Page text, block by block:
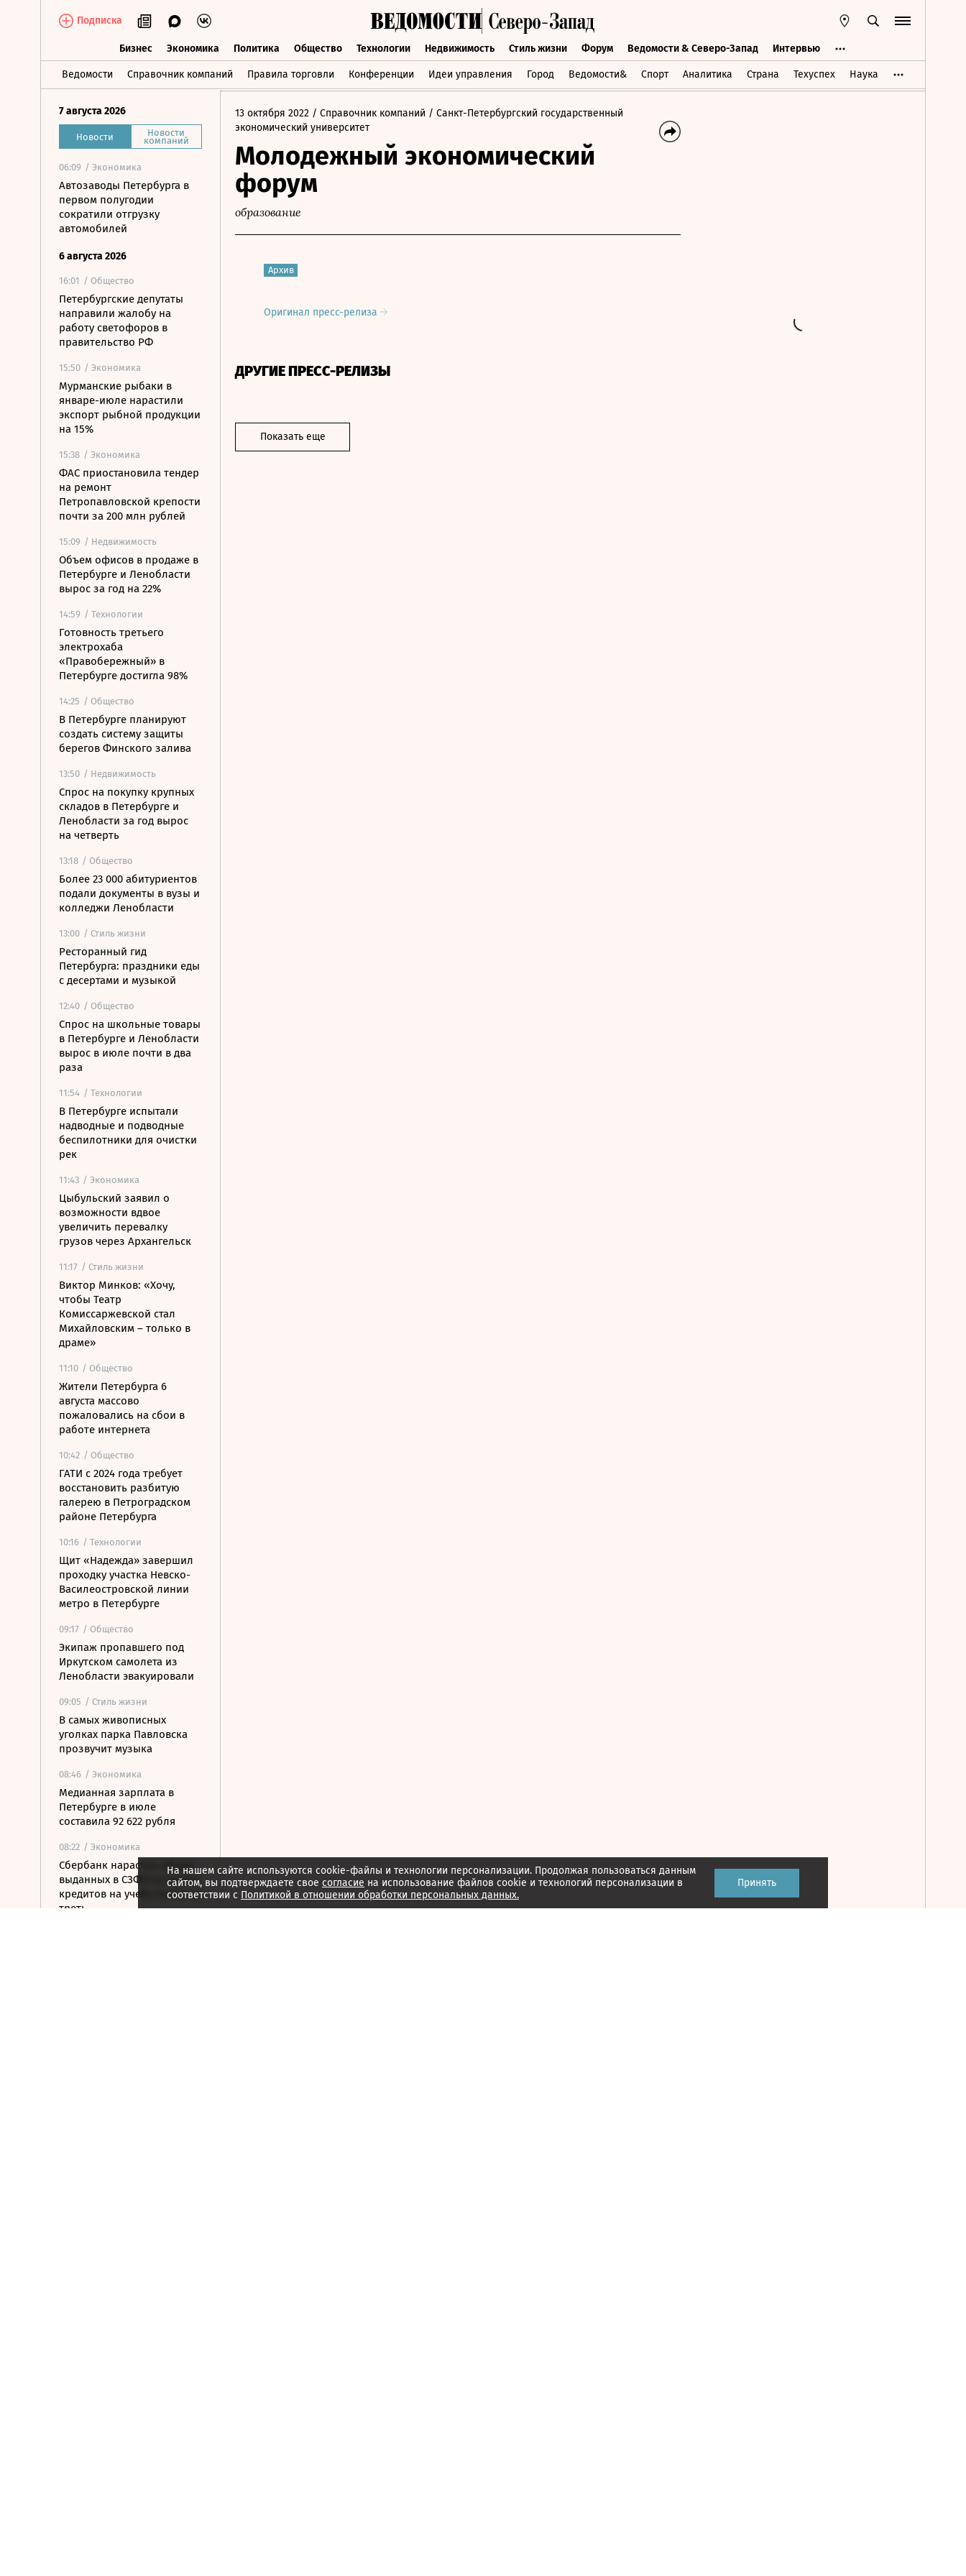
Подписка
Бизнес Экономика Политика Общество Технологии Недвижимость Стиль жизни Форум Ведомости & Северо-Запад Интервью
Ведомости Справочник компаний Правила торговли Конференции Идеи управления Город Ведомости& Спорт Аналитика Страна Техуспех Наука
Бизнес Экономика Политика Общество Технологии Недвижимость Стиль жизни Форум Ведомости & Северо-Запад Интервью
7 августа 2026
Новости Новости
компаний
06:09 / Экономика
Автозаводы Петербурга в
первом полугодии
сократили отгрузку
автомобилей
6 августа 2026
16:01 / Общество
Петербургские депутаты
направили жалобу на
работу светофоров в
правительство РФ
15:50 / Экономика
Мурманские рыбаки в
январе-июле нарастили
экспорт рыбной продукции
на 15%
15:38 / Экономика
ФАС приостановила тендер
на ремонт
Петропавловской крепости
почти за 200 млн рублей
15:09 / Недвижимость
Объем офисов в продаже в
Петербурге и Ленобласти
вырос за год на 22%
14:59 / Технологии
Готовность третьего
электрохаба
«Правобережный» в
Петербурге достигла 98%
14:25 / Общество
В Петербурге планируют
создать систему защиты
берегов Финского залива
13:50 / Недвижимость
Спрос на покупку крупных
складов в Петербурге и
Ленобласти за год вырос
на четверть
13:18 / Общество
Более 23 000 абитуриентов
подали документы в вузы и
колледжи Ленобласти
13:00 / Стиль жизни
Ресторанный гид
Петербурга: праздники еды
с десертами и музыкой
12:40 / Общество
Спрос на школьные товары
в Петербурге и Ленобласти
вырос в июле почти в два
раза
11:54 / Технологии
В Петербурге испытали
надводные и подводные
беспилотники для очистки
рек
11:43 / Экономика
Цыбульский заявил о
возможности вдвое
увеличить перевалку
грузов через Архангельск
11:17 / Стиль жизни
Виктор Минков: «Хочу,
чтобы Театр
Комиссаржевской стал
Михайловским – только в
драме»
11:10 / Общество
Жители Петербурга 6
августа массово
пожаловались на сбои в
работе интернета
10:42 / Общество
ГАТИ с 2024 года требует
восстановить разбитую
галерею в Петроградском
районе Петербурга
10:16 / Технологии
Щит «Надежда» завершил
проходку участка Невско-
Василеостровской линии
метро в Петербурге
09:17 / Общество
Экипаж пропавшего под
Иркутском самолета из
Ленобласти эвакуировали
09:05 / Стиль жизни
В самых живописных
уголках парка Павловска
прозвучит музыка
08:46 / Экономика
Медианная зарплата в
Петербурге в июле
составила 92 622 рубля
08:22 / Экономика
Сбербанк нарастил объем
выданных в СЗФО льготных
кредитов на учебу почти на
треть
13 октября 2022 / Справочник компаний / Санкт-Петербургский государственный
экономический университет
Молодежный экономический
форум
образование
Архив
Оригинал пресс-релиза
ДРУГИЕ ПРЕСС-РЕЛИЗЫ
Показать еще
На нашем сайте используются cookie-файлы и технологии персонализации. Продолжая пользоваться данным
сайтом, вы подтверждаете свое согласие на использование файлов cookie и технологий персонализации в
соответствии с Политикой в отношении обработки персональных данных.
Принять